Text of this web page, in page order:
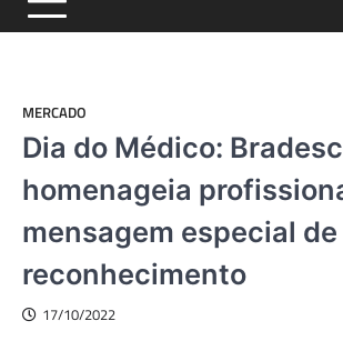
MERCADO
Dia do Médico:
homenageia
mensagem especial de
reconhecimento
17/10/2022